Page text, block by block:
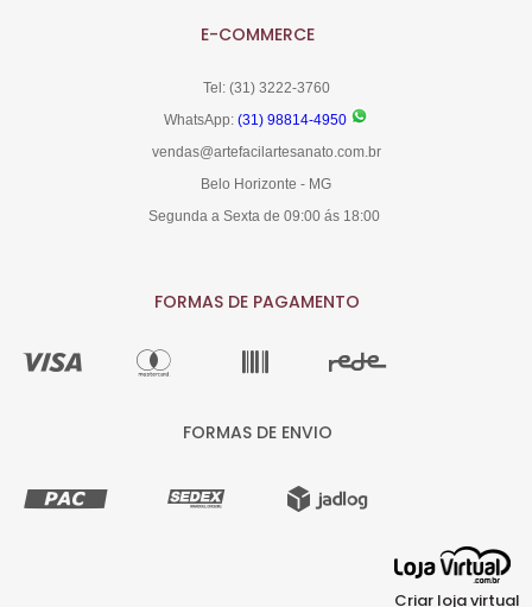
E-COMMERCE
Tel: (31) 3222-3760
WhatsApp: (31) 98814-4950
vendas@artefacilartesanato.com.br
Belo Horizonte - MG
Segunda a Sexta de 09:00 ás 18:00
FORMAS DE PAGAMENTO
FORMAS DE ENVIO
Criar loja virtual